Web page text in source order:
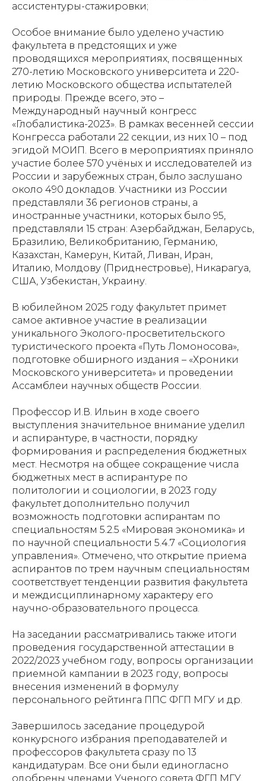
ассистентуры-стажировки;
Особое внимание было уделено участию
факультета в предстоящих и уже
проводящихся мероприятиях, посвященных
270-летию Московского университета и 220-
летию Московского общества испытателей
природы. Прежде всего, это –
Международный научный конгресс
«Глобалистика-2023». В рамках весенней сессии
Конгресса работали 22 секции, из них 10 – под
эгидой МОИП. Всего в мероприятиях приняло
участие более 570 учёных и исследователей из
России и зарубежных стран, было заслушано
около 490 докладов. Участники из России
представляли 36 регионов страны, а
иностранные участники, которых было 95,
представляли 15 стран: Азербайджан, Беларусь,
Бразилию, Великобританию, Германию,
Казахстан, Камерун, Китай, Ливан, Иран,
Италию, Молдову (Приднестровье), Никарагуа,
США, Узбекистан, Украину.
В юбилейном 2025 году факультет примет
самое активное участие в реализации
уникального Эколого-просветительского
туристического проекта «Путь Ломоносова»,
подготовке обширного издания – «Хроники
Московского университета» и проведении
Ассамблеи научных обществ России.
Профессор И.В. Ильин в ходе своего
выступления значительное внимание уделил
и аспирантуре, в частности, порядку
формирования и распределения бюджетных
мест. Несмотря на общее сокращение числа
бюджетных мест в аспирантуре по
политологии и социологии, в 2023 году
факультет дополнительно получил
возможность подготовки аспирантам по
специальностям 5.2.5 «Мировая экономика» и
по научной специальности 5.4.7 «Социология
управления». Отмечено, что открытие приема
аспирантов по трем научным специальностям
соответствует тенденции развития факультета
и междисциплинарному характеру его
научно-образовательного процесса.
На заседании рассматривались также итоги
проведения государственной аттестации в
2022/2023 учебном году, вопросы организации
приемной кампании в 2023 году, вопросы
внесения изменений в формулу
персонального рейтинга ППС ФГП МГУ и др.
Завершилось заседание процедурой
конкурсного избрания преподавателей и
профессоров факультета сразу по 13
кандидатурам. Все они были единогласно
одобрены членами Ученого совета ФГП МГУ.